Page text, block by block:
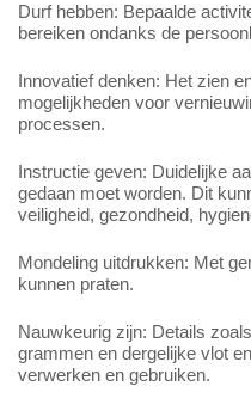
Durf hebben: Bepaalde
bereiken ondanks de
Innovatief denken: Het zien
mogelijkheden voor
processen.
Instructie geven: Duidelijke
gedaan moet worden. Dit
veiligheid, gezondheid,
Mondeling uitdrukken: Met
kunnen praten.
Nauwkeurig zijn: Details
grammen en dergelijke vlot
verwerken en gebruiken.